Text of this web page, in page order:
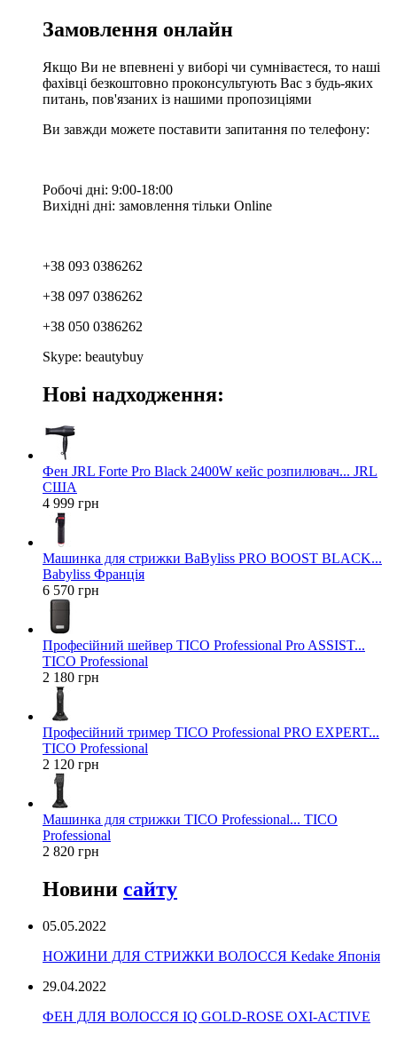
Замовлення онлайн
Якщо Ви не впевнені у виборі чи сумніваєтеся, то наші
фахівці безкоштовно проконсультують Вас з будь-яких
питань, пов'язаних із нашими пропозиціями
Ви завжди можете поставити запитання по телефону:
Робочі дні: 9:00-18:00
Вихідні дні: замовлення тільки Online
+38 093 0386262
+38 097 0386262
+38 050 0386262
Skype: beautybuy
Нові надходження:
Фен JRL Forte Pro Black 2400W кейс розпилювач... JRL
США
4 999 грн
Машинка для стрижки BaByliss PRO BOOST BLACK...
Babyliss Франція
6 570 грн
Професійний шейвер TICO Professional Pro ASSIST...
TICO Professional
2 180 грн
Професійний тример TICO Professional PRO EXPERT...
TICO Professional
2 120 грн
Машинка для стрижки TICO Professional... TICO
Professional
2 820 грн
Новини сайту
05.05.2022
НОЖИНИ ДЛЯ СТРИЖКИ ВОЛОССЯ Kedake Японія
29.04.2022
ФЕН ДЛЯ ВОЛОССЯ IQ GOLD-ROSE OXI-ACTIVE